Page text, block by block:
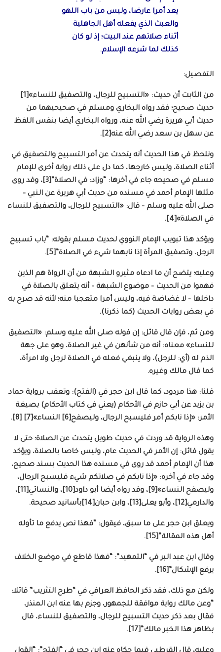
يعد أمرا عارضا، وليس من باب اللهو
والعبث الذي يفعله أهل الجاهلية
أثناء صلاتهم عند البيت؛ إذ لو كان
كذلك لما شرعه الإسلام.
التفصيل:
من الثابت أن حديث: «التسبيح للرجال، والتصفيق للنساء»[1]
حديث صحيح؛ فقد رواه البخاري ومسلم في صحيحيهما من
حديث أبي هريرة رضي الله عنه، ورواه البخاري أيضا بنفس اللفظ
عن سهل بن سعد رضي الله عنه[2].
ونلحظ في هذا الحديث أنه يتحدث عن أمر التسبيح والتصفيق في
أثناء الصلاة، وليس خارجها، كما دل على ذلك رواية أخرى للإمام
مسلم في صحيحه جاء في آخرها: “وزاد: في الصلاة”[3]، وقد روى
مثلها الإمام أحمد في مسنده من حديث أبي هريرة عن النبي –
صلى الله عليه وسلم – قال: «التسبيح للرجال، والتصفيق للنساء
في الصلاة»[4].
ويؤكد هذا تبويب الإمام النووي لحديث مسلم بقوله: “باب تسبيح
الرجل، وتصفيق المرأة إذا نابهما شيء في الصلاة”[5].
وعليه؛ يتضح أن ما ادعاه مثيرو الشبهة من أن الرواة هم الذين
فهموا من الحديث – موضوع الشبهة – أنه يتعلق بالصلاة في
داخلها – لا غضاضة فيه، وليس أمرا متعجبا منه؛ لأنه قد صرح به
في بعض روايات الحديث (كما ذكرنا).
ومن ثم، فإن قال قائل: إن قوله صلى الله عليه وسلم: «التصفيق
للنساء» معناه: أنه من شأنهن في غير الصلاة، وهو على جهة
الذم له (أي: للرجل)، ولا ينبغي فعله في الصلاة لرجل ولا امرأة،
كما قال مالك وغيره.
قلنا: هذا مردود، كما قال ابن حجر في (الفتح): وتعقب برواية حماد
بن يزيد عن أبي حازم في الأحكام (يعني في كتاب الأحكام) بصيغة
الأمر: «إذا نابكم أمر فليسبح الرجال، وليصفح[6] النساء»[7] [8].
وهذه الرواية قد وردت في حديث طويل يتحدث عن الصلاة؛ حتى لا
يقول قائل: إن الأمر في الحديث عام، وليس خاصا بالصلاة، ويؤكد
هذا أن الإمام أحمد قد روى في مسنده هذا الحديث بسند صحيح،
وقد جاء في آخره: «إذا نابكم في صلاتكم شيء فليسبح الرجال،
وليصفح النساء»[9]، وقد رواه أيضا أبو داود[10]، والنسائي[11]،
والدارمي[12]، وأبو يعلى[13]، وابن حبان[14]بأسانيد صحيحة.
ويعلق ابن حجر على ما سبق، فيقول: “فهذا نص يدفع ما تأوله
أهل هذه المقالة”[15].
وقال ابن عبد البر في “التمهيد”: “فهذا قاطع في موضع الخلاف
يرفع الإشكال”[16].
ولكن مع ذلك، فقد ذكر الحافظ العراقي في “طرح التثريب” قائلا:
“وعن مالك رواية موافقة للجمهور، وجزم بها عنه ابن المنذر،
فقال بعد ذكر حديث التسبيح للرجال، والتصفيق للنساء، قال
بظاهر هذا الخبر مالك”[17].